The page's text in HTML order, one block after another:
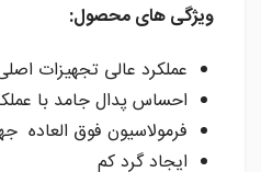
ویژگی های محصول:
عملکرد عالی تجهیزات
احساس پدال جامد با
فرمولاسیون فوق العاده
ایجاد گرد کم